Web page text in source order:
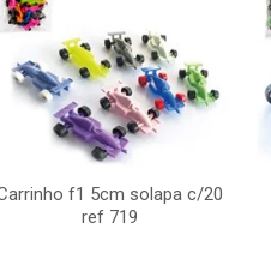
f1 5cm solapa c/20
ref 719